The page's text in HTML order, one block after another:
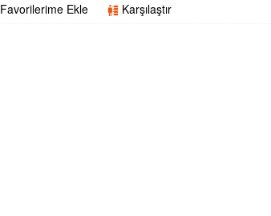
Favorilerime Ekle Karşılaştır